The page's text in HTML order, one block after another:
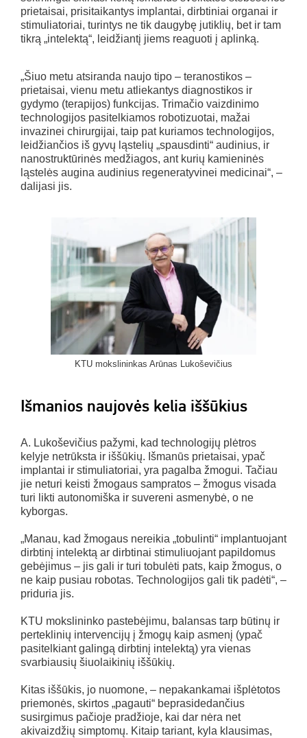
prietaisai, prisitaikantys implantai, dirbtiniai organai ir
stimuliatoriai, turintys ne tik daugybę jutiklių, bet ir tam
tikrą „intelektą“, leidžiantį jiems reaguoti į aplinką.
„Šiuo metu atsiranda naujo tipo – teranostikos –
prietaisai, vienu metu atliekantys diagnostikos ir
gydymo (terapijos) funkcijas. Trimačio vaizdinimo
technologijos pasitelkiamos robotizuotai, mažai
invazinei chirurgijai, taip pat kuriamos technologijos,
leidžiančios iš gyvų ląstelių „spausdinti“ audinius, ir
nanostruktūrinės medžiagos, ant kurių kamieninės
ląstelės augina audinius regeneratyvinei medicinai“, –
dalijasi jis.
KTU mokslininkas Arūnas Lukoševičius
Išmanios naujovės kelia iššūkius
A. Lukoševičius pažymi, kad technologijų plėtros
kelyje netrūksta ir iššūkių. Išmanūs prietaisai, ypač
implantai ir stimuliatoriai, yra pagalba žmogui. Tačiau
jie neturi keisti žmogaus sampratos – žmogus visada
turi likti autonomiška ir suvereni asmenybė, o ne
kyborgas.
„Manau, kad žmogaus nereikia „tobulinti“ implantuojant
dirbtinį intelektą ar dirbtinai stimuliuojant papildomus
gebėjimus – jis gali ir turi tobulėti pats, kaip žmogus, o
ne kaip pusiau robotas. Technologijos gali tik padėti“, –
priduria jis.
KTU mokslininko pastebėjimu, balansas tarp būtinų ir
perteklinių intervencijų į žmogų kaip asmenį (ypač
pasitelkiant galingą dirbtinį intelektą) yra vienas
svarbiausių šiuolaikinių iššūkių.
Kitas iššūkis, jo nuomone, – nepakankamai išplėtotos
priemonės, skirtos „pagauti“ beprasidedančius
susirgimus pačioje pradžioje, kai dar nėra net
akivaizdžių simptomų. Kitaip tariant, kyla klausimas,